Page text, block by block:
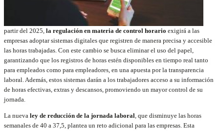
partir del 2025, la regulación en materia de control horario exigirá a las
empresas adoptar sistemas digitales que registren de manera precisa y accesible
las horas trabajadas. Con este cambio se busca eliminar el uso del papel,
garantizando que los registros de horas estén disponibles en tiempo real tanto
para empleados como para empleadores, en una apuesta por la transparencia
laboral. Además, estos sistemas darán a los trabajadores acceso a su información
de horas efectivas, extras y descansos, promoviendo un mayor control de su
jornada.
La nueva ley de reducción de la jornada laboral, que disminuye las horas
semanales de 40 a 37,5, plantea un reto adicional para las empresas. Esta